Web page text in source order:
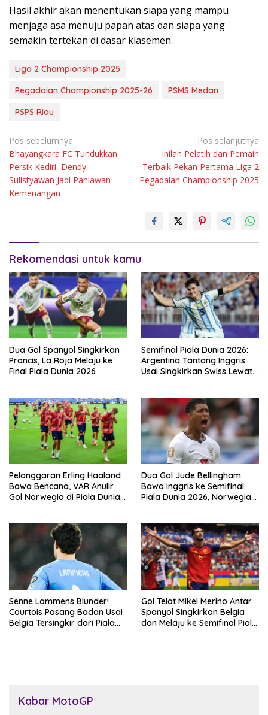
Hasil akhir akan menentukan siapa yang mampu
menjaga asa menuju papan atas dan siapa yang
semakin tertekan di dasar klasemen.
Liga 2 Championship 2025
Pegadaian Championship 2025-26
PSMS Medan
PSPS Riau
Navigasi
pos
Pos sebelumnya
Bhayangkara FC Tundukkan
Persik Kediri, Dendy
Sulistyawan Jadi Pahlawan
Kemenangan
Pos selanjutnya
Inilah Pelatih dan Pemain
Terbaik Pekan Pertama Liga 2
Pegadaian Championship 2025
Rekomendasi untuk kamu
Dua Gol Spanyol Singkirkan
Prancis, La Roja Melaju ke
Final Piala Dunia 2026
Semifinal Piala Dunia 2026:
Argentina Tantang Inggris
Usai Singkirkan Swiss Lewat
Pelanggaran Erling Haaland
Bawa Bencana, VAR Anulir
Gol Norwegia di Piala Dunia
Dua Gol Jude Bellingham
Bawa Inggris ke Semifinal
Piala Dunia 2026, Norwegia
Senne Lammens Blunder!
Courtois Pasang Badan Usai
Belgia Tersingkir dari Piala
Gol Telat Mikel Merino Antar
Spanyol Singkirkan Belgia
dan Melaju ke Semifinal Piala
Kabar MotoGP